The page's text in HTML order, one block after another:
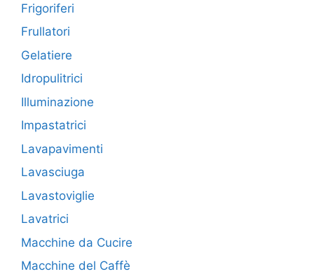
Frigoriferi
Frullatori
Gelatiere
Idropulitrici
Illuminazione
Impastatrici
Lavapavimenti
Lavasciuga
Lavastoviglie
Lavatrici
Macchine da Cucire
Macchine del Caffè